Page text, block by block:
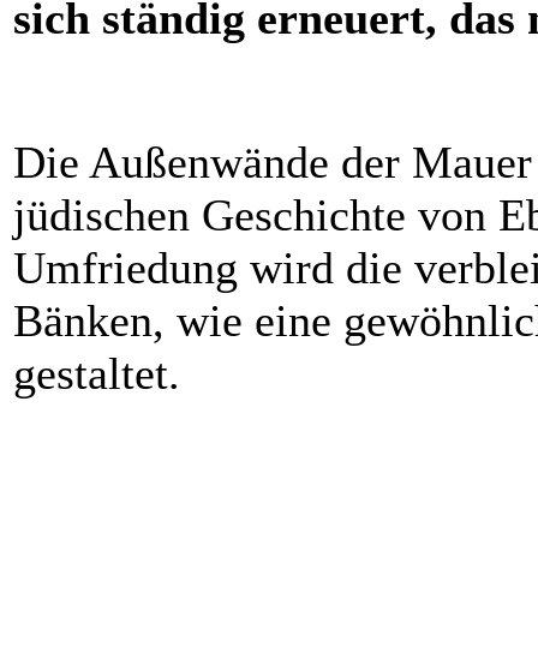
sich ständig erneuert,
Die Außenwände der
jüdischen Geschichte von
Umfriedung wird die
Bänken, wie eine
gestaltet.